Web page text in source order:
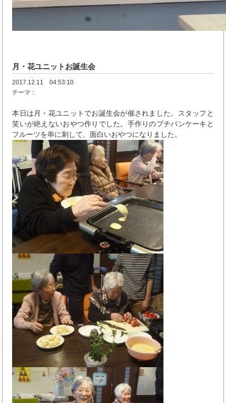
月・花ユニットお誕生会
2017.12.11 04:53:10
テーマ：
本日は月・花ユニットでお誕生会が催されました。スタッフと
笑いが絶えないおやつ作りでした。手作りのプチパンケーキと
フルーツを串に刺して、面白いおやつになりました。